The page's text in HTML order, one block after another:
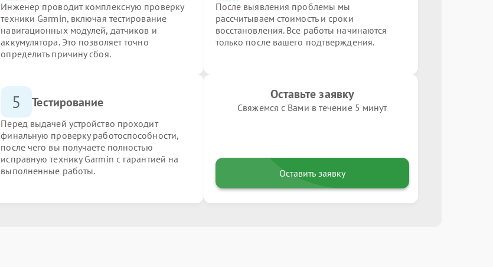
Инженер проводит комплексную проверку
техники Garmin, включая тестирование
навигационных модулей, датчиков и
аккумулятора. Это позволяет точно
определить причину сбоя.
После выявления проблемы мы
рассчитываем стоимость и сроки
восстановления. Все работы начинаются
только после вашего подтверждения.
5 Тестирование
Перед выдачей устройство проходит
финальную проверку работоспособности,
после чего вы получаете полностью
исправную технику Garmin с гарантией на
выполненные работы.
Оставьте заявку
Свяжемся с Вами в течение 5 минут
Оставить заявку